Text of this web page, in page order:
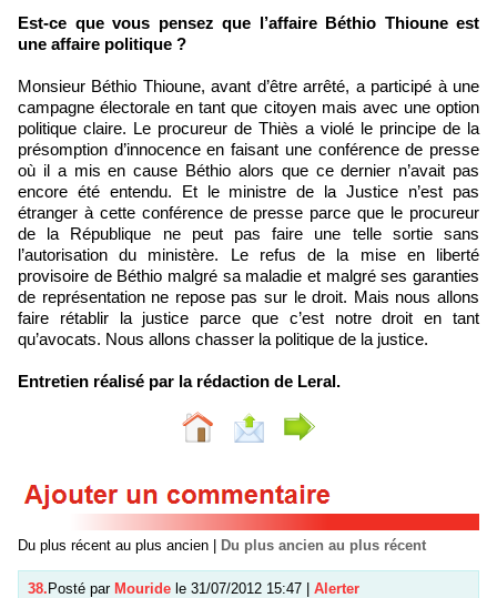
Est-ce que vous pensez que l’affaire Béthio Thioune est
une affaire politique ?
Monsieur Béthio Thioune, avant d’être arrêté, a participé à une
campagne électorale en tant que citoyen mais avec une option
politique claire. Le procureur de Thiès a violé le principe de la
présomption d’innocence en faisant une conférence de presse
où il a mis en cause Béthio alors que ce dernier n’avait pas
encore été entendu. Et le ministre de la Justice n’est pas
étranger à cette conférence de presse parce que le procureur
de la République ne peut pas faire une telle sortie sans
l’autorisation du ministère. Le refus de la mise en liberté
provisoire de Béthio malgré sa maladie et malgré ses garanties
de représentation ne repose pas sur le droit. Mais nous allons
faire rétablir la justice parce que c’est notre droit en tant
qu’avocats. Nous allons chasser la politique de la justice.
Entretien réalisé par la rédaction de Leral.
Du plus récent au plus ancien | Du plus ancien au plus récent
38.Posté par Mouride le 31/07/2012 15:47 | Alerter